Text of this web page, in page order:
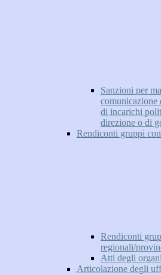
Sanzioni per
comunicazione
di incarichi
direzione o di
Rendiconti gruppi
Rendiconti
regionali/
Atti degli
Articolazione degli